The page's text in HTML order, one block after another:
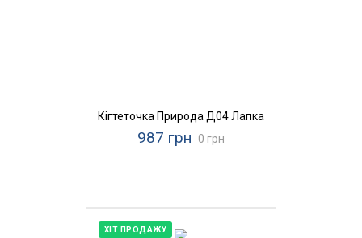
Кігтеточка Природа Д04 Лапка
987 грн 0 грн
ХІТ ПРОДАЖУ